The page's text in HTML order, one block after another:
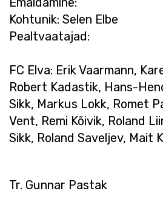
Kohtunik: Selen Elbe
Pealtvaatajad:
FC Elva: Erik Vaarmann,
Robert Kadastik, Hans-
Sikk, Markus Lokk, Romet
Vent, Remi Kõivik, Roland
Sikk, Roland Saveljev, Mait
Tr. Gunnar Pastak